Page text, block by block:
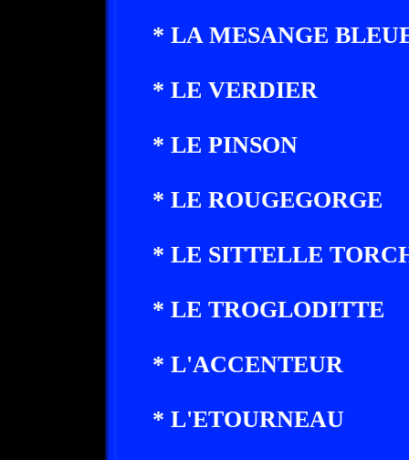
* LA MESANGE
* LE VERDIER
* LE PINSON
* LE ROUGEGORGE
* LE SITTELLE
* LE TROGLODITTE
* L'ACCENTEUR
* L'ETOURNEAU